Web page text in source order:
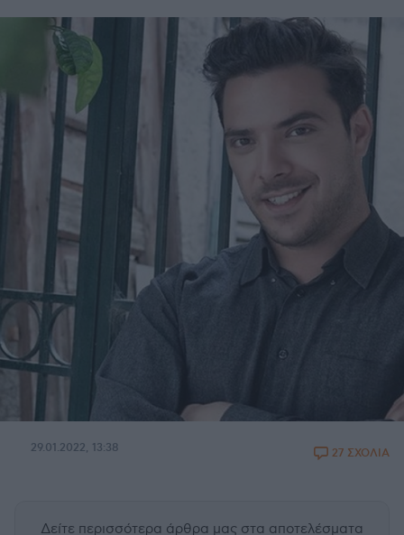
29.01.2022, 13:38 27 ΣΧΟΛΙΑ
Δείτε περισσότερα άρθρα μας στα αποτελέσματα